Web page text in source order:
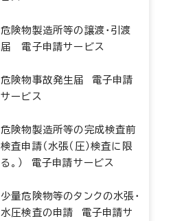
危険物製造所等の譲渡・引渡
届 電子申請サービス
危険物事故発生届 電子申請
サービス
危険物製造所等の完成検査前
検査申請（水張（圧）検査に限
る。） 電子申請サービス
少量危険物等のタンクの水張・
水圧検査の申請 電子申請サ